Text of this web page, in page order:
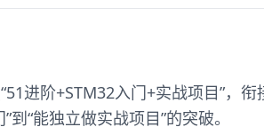
进阶+STM32入门+实战项目”，
“能独立做实战项目”的突破。